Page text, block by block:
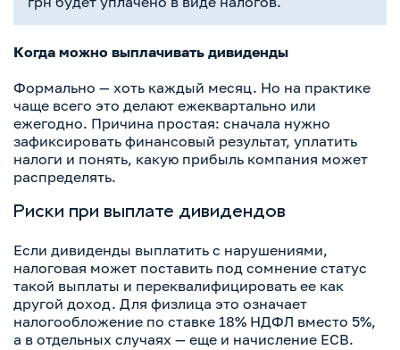
Когда можно выплачивать дивиденды
Формально — хоть каждый месяц. Но на практике
чаще всего это делают ежеквартально или
ежегодно. Причина простая: сначала нужно
зафиксировать финансовый результат, уплатить
налоги и понять, какую прибыль компания может
распределять.
Риски при выплате дивидендов
Если дивиденды выплатить с нарушениями,
налоговая может поставить под сомнение статус
такой выплаты и переквалифицировать ее как
другой доход. Для физлица это означает
налогообложение по ставке 18% НДФЛ вместо 5%,
а в отдельных случаях — еще и начисление ЕСВ.